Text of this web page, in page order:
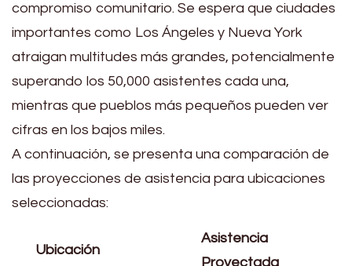
compromiso comunitario. Se espera que ciudades
importantes como Los Ángeles y Nueva York
atraigan multitudes más grandes, potencialmente
superando los 50,000 asistentes cada una,
mientras que pueblos más pequeños pueden ver
cifras en los bajos miles.
A continuación, se presenta una comparación de
las proyecciones de asistencia para ubicaciones
seleccionadas:
Ubicación
Asistencia
Proyectada